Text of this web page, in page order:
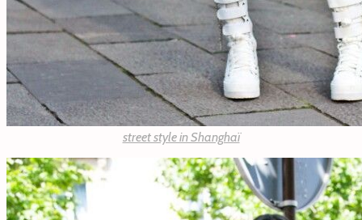
street style in Shanghaï